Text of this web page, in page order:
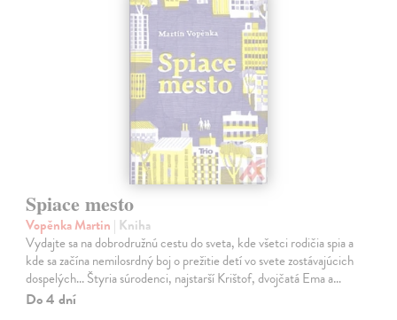
Spiace mesto
Vopěnka Martin | Kniha
Vydajte sa na dobrodružnú cestu do sveta, kde všetci rodičia spia a
kde sa začína nemilosrdný boj o prežitie detí vo svete zostávajúcich
dospelých... Štyria súrodenci, najstarší Krištof, dvojčatá Ema a…
Do 4 dní